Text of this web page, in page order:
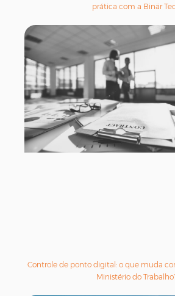
prática com a Binär
Controle de ponto digital: o que muda
Ministério do